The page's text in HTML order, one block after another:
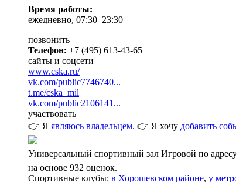
Время работы:
ежедневно, 07:30–23:30
позвонить
Телефон: +7 (495) 613-43-65
сайты и соцсети
www.cska.ru/
vk.com/public7746740...
t.me/cska_mil
vk.com/public2106141...
участвовать
👉 Я являюсь владельцем. 👉 Я хочу добавить
Универсальный спортивный зал Игровой по
на основе 932 оценок.
Спортивные клубы: в Хорошевском районе, у